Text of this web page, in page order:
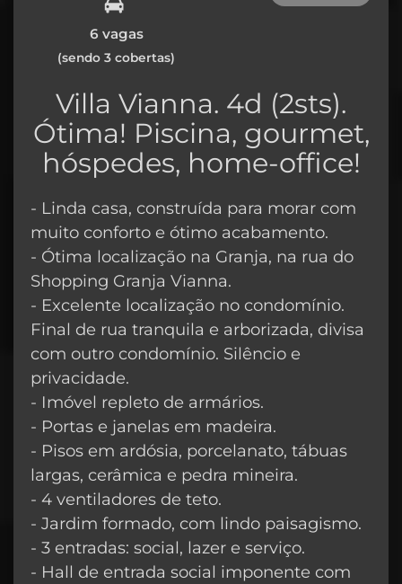
6 vagas
(sendo 3 cobertas)
Villa Vianna. 4d (2sts).
Ótima! Piscina, gourmet,
hóspedes, home-office!
- Linda casa, construída para morar com
muito conforto e ótimo acabamento.
- Ótima localização na Granja, na rua do
Shopping Granja Vianna.
- Excelente localização no condomínio.
Final de rua tranquila e arborizada, divisa
com outro condomínio. Silêncio e
privacidade.
- Imóvel repleto de armários.
- Portas e janelas em madeira.
- Pisos em ardósia, porcelanato, tábuas
largas, cerâmica e pedra mineira.
- 4 ventiladores de teto.
- Jardim formado, com lindo paisagismo.
- 3 entradas: social, lazer e serviço.
- Hall de entrada social imponente com